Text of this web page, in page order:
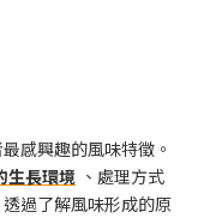
感興趣的風味特徵。
生長環境 、處理方式
過了解風味形成的原